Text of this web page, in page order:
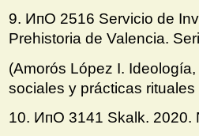
9. ИпО 2516 Servicio de
Prehistoria de Valencia.
(Amorós López I.
sociales y prácticas
10. ИпO 3141 Skalk. 2020.